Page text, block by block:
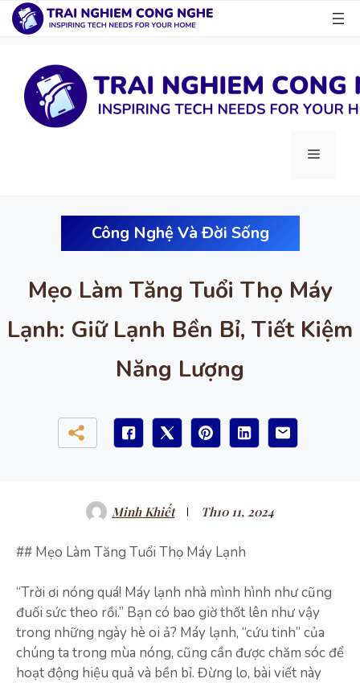
dung
Menu
Công Nghệ Và Đời Sống
Mẹo Làm Tăng Tuổi Thọ Máy
Lạnh: Giữ Lạnh Bền Bỉ, Tiết Kiệm
Năng Lượng
Minh Khiết Th10 11, 2024
## Mẹo Làm Tăng Tuổi Thọ Máy Lạnh
“Trời ơi nóng quá! Máy lạnh nhà mình hình như cũng
đuối sức theo rồi.” Bạn có bao giờ thốt lên như vậy
trong những ngày hè oi ả? Máy lạnh, “cứu tinh” của
chúng ta trong mùa nóng, cũng cần được chăm sóc để
hoạt động hiệu quả và bền bỉ. Đừng lo, bài viết này